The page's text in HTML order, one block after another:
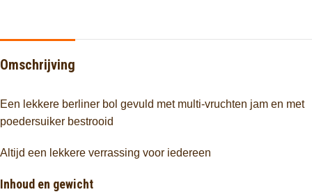
Omschrijving
Een lekkere berliner bol gevuld met multi-vruchten jam en met
poedersuiker bestrooid
Altijd een lekkere verrassing voor iedereen
Inhoud en gewicht